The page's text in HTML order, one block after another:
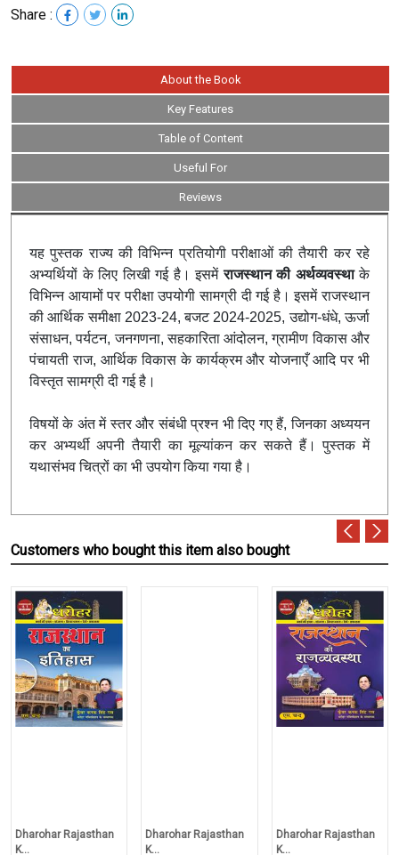
Share :
About the Book
Key Features
Table of Content
Useful For
Reviews
यह पुस्तक राज्य की विभिन्न प्रतियोगी परीक्षाओं की तैयारी कर रहे
अभ्यर्थियों के लिए लिखी गई है। इसमेंराजस्थान की अर्थव्यवस्थाके
विभिन्न आयामों पर परीक्षा उपयोगी सामग्री दी गई है। इसमें राजस्थान
की आर्थिक समीक्षा 2023-24, बजट 2024-2025, उद्योग-धंधे, ऊर्जा
संसाधन, पर्यटन, जनगणना, सहकारिता आंदोलन, ग्रामीण विकास और
पंचायती राज, आर्थिक विकास के कार्यक्रम और योजनाएँ आदि पर भी
विस्तृत सामग्री दी गई है।
विषयों के अंत में स्तर और संबंधी प्रश्न भी दिए गए हैं, जिनका अध्ययन
कर अभ्यर्थी अपनी तैयारी का मूल्यांकन कर सकते हैं। पुस्तक में
यथासंभव चित्रों का भी उपयोग किया गया है।
Customers who bought this item also bought
Dharohar Rajasthan
K...
Dharohar Rajasthan
K...
Dharohar Rajasthan
K...